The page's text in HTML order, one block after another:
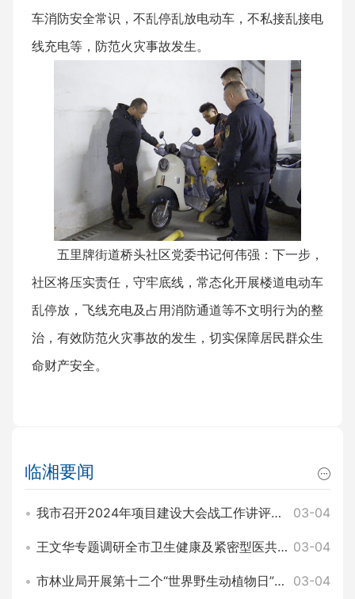
车消防安全常识，不乱停乱放电动车，不私接乱接电
线充电等，防范火灾事故发生。
五里牌街道桥头社区党委书记何伟强：下一步，
社区将压实责任，守牢底线，常态化开展楼道电动车
乱停放，飞线充电及占用消防通道等不文明行为的整
治，有效防范火灾事故的发生，切实保障居民群众生
命财产安全。
临湘要闻
我市召开2024年项目建设大会战工作讲评暨2025年园区项目建设大会战工作动员会 王文华 刘琦出席 03-04
王文华专题调研全市卫生健康及紧密型医共体建设工作 刘琦参加 03-04
市林业局开展第十二个“世界野生动植物日”主题宣传活动 03-04